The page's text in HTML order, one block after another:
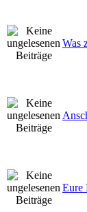
Was
Eure